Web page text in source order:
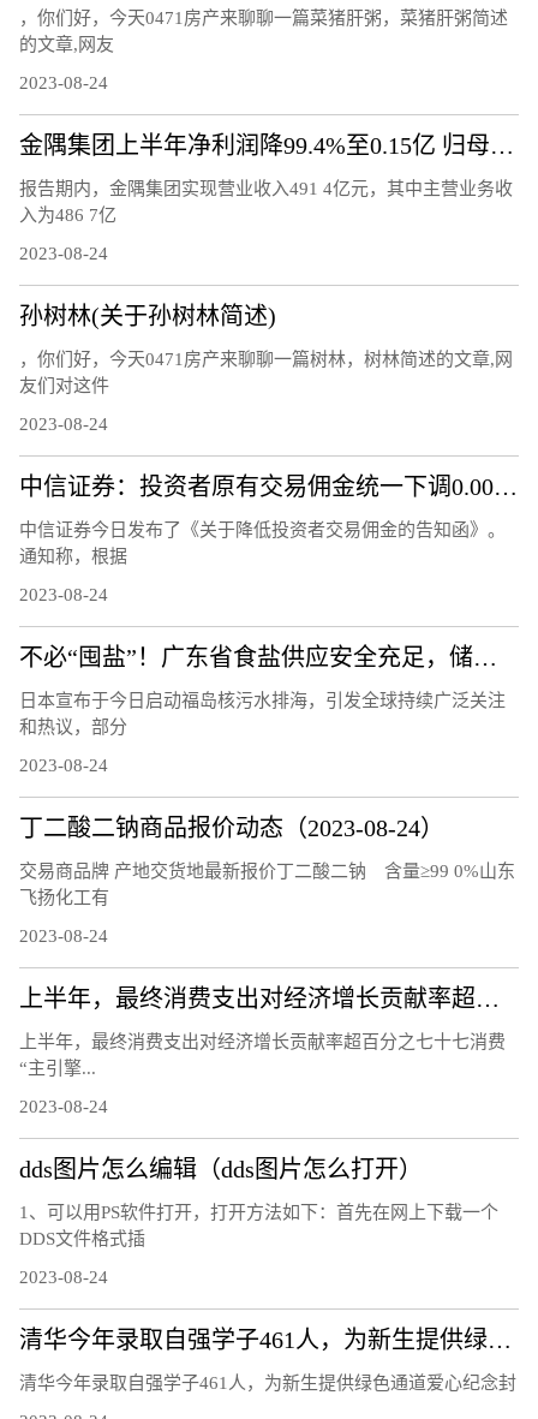
，你们好，今天0471房产来聊聊一篇菜猪肝粥，菜猪肝粥简述
的文章,网友
2023-08-24
金隅集团上半年净利润降99.4%至0.15亿 归母净利润降77.7%
报告期内，金隅集团实现营业收入491 4亿元，其中主营业务收
入为486 7亿
2023-08-24
孙树林(关于孙树林简述)
，你们好，今天0471房产来聊聊一篇树林，树林简述的文章,网
友们对这件
2023-08-24
中信证券：投资者原有交易佣金统一下调0.00146%
中信证券今日发布了《关于降低投资者交易佣金的告知函》。
通知称，根据
2023-08-24
不必“囤盐”！广东省食盐供应安全充足，储备量达10.8万吨
日本宣布于今日启动福岛核污水排海，引发全球持续广泛关注
和热议，部分
2023-08-24
丁二酸二钠商品报价动态（2023-08-24）
交易商品牌 产地交货地最新报价丁二酸二钠 含量≥99 0%山东
飞扬化工有
2023-08-24
上半年，最终消费支出对经济增长贡献率超百分之七十七 消费“主引擎”作用进一步凸显（经济新方位）
上半年，最终消费支出对经济增长贡献率超百分之七十七消费
“主引擎...
2023-08-24
dds图片怎么编辑（dds图片怎么打开）
1、可以用PS软件打开，打开方法如下：首先在网上下载一个
DDS文件格式插
2023-08-24
清华今年录取自强学子461人，为新生提供绿色通道爱心纪念封
清华今年录取自强学子461人，为新生提供绿色通道爱心纪念封